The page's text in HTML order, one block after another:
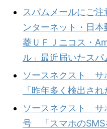
スパムメールにご
ンターネット・日
菱ＵＦＪニコス・
ル」最近届いたスパ
ソースネクスト
「昨年多く検出さ
ソースネクスト
号 「スマホのSMS